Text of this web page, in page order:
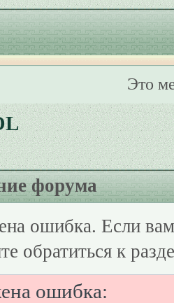
Это
форума
ошибка. Если
обратиться к
ошибка: